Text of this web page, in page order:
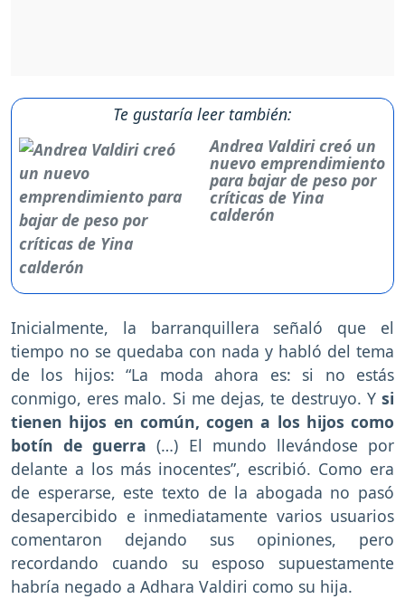
Te gustaría leer también:
Andrea Valdiri creó un
nuevo emprendimiento
para bajar de peso por
críticas de Yina
calderón
Inicialmente, la barranquillera señaló que el
tiempo no se quedaba con nada y habló del tema
de los hijos: “La moda ahora es: si no estás
conmigo, eres malo. Si me dejas, te destruyo. Ysi
tienen hijos en común, cogen a los hijos como
botín de guerra (…) El mundo llevándose por
delante a los más inocentes”, escribió. Como era
de esperarse, este texto de la abogada no pasó
desapercibido e inmediatamente varios usuarios
comentaron dejando sus opiniones, pero
recordando cuando su esposo supuestamente
habría negado a Adhara Valdiri como su hija.